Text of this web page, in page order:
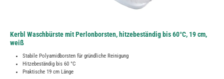
Kerbl Waschbürste mit Perlonborsten, hitzebeständig bis 60°C, 19 cm,
weiß
Stabile Polyamidborsten für gründliche Reinigung
Hitzebeständig bis 60 °C
Praktische 19 cm Länge